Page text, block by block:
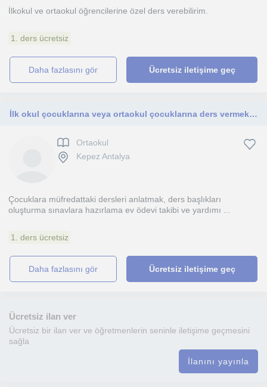
İlkokul ve ortaokul öğrencilerine özel ders verebilirim.
1. ders ücretsiz
daha fazlasını gör Ücretsiz iletişime geç
İlk okul çocuklarına veya ortaokul çocuklarına ders vermek. Antalya da yaşıyorum
Ortaokul
Kepez Antalya
Çocuklara müfredattaki dersleri anlatmak, ders başlıkları
oluşturma sınavlara hazırlama ev ödevi takibi ve yardımı ...
1. ders ücretsiz
daha fazlasını gör Ücretsiz iletişime geç
Ücretsiz ilan ver
Ücretsiz bir ilan ver ve öğretmenlerin seninle iletişime geçmesini
sağla
İlanını yayınla